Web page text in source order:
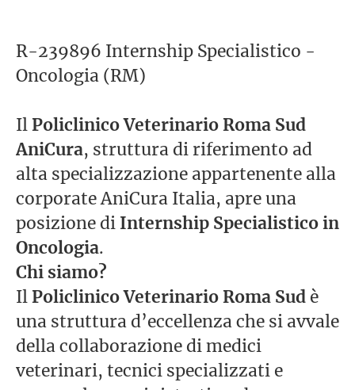
R-239896 Internship Specialistico -
Oncologia (RM)
IlPoliclinico Veterinario Roma Sud
AniCura, struttura di riferimento ad
alta specializzazione appartenente alla
corporate AniCura Italia, apre una
posizione di Internship Specialistico in
Oncologia.
Chi siamo?
IlPoliclinico Veterinario Roma Sud è
una struttura d’eccellenza che si avvale
della collaborazione di medici
veterinari, tecnici specializzati e